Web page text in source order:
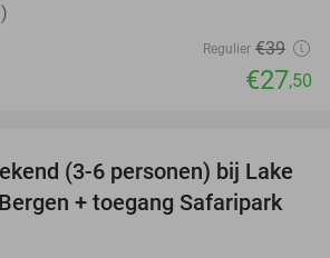
Regulier €39
€27,50
53%
(3-6 personen) bij Lake
+ toegang Safaripark